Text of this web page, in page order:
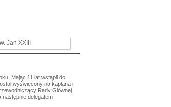
Mając 11 lat wstąpił do
wyświęcony na kapłana i
Rady Głównej
następnie delegatem